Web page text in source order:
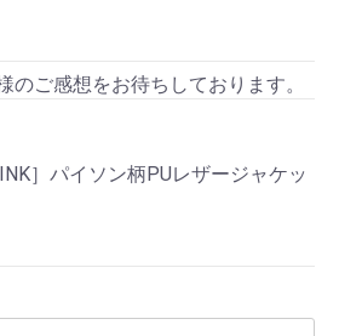
のご感想をお待ちしております。
］パイソン柄PUレザージャケッ